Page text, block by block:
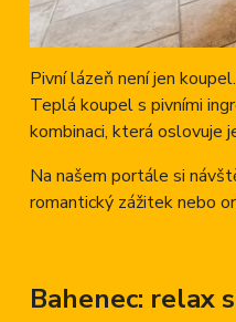
Pivní lázeň není jen
Teplá koupel s pivními
kombinaci, která oslovuje
Na našem portále si
romantický zážitek nebo
Bahenec: relax